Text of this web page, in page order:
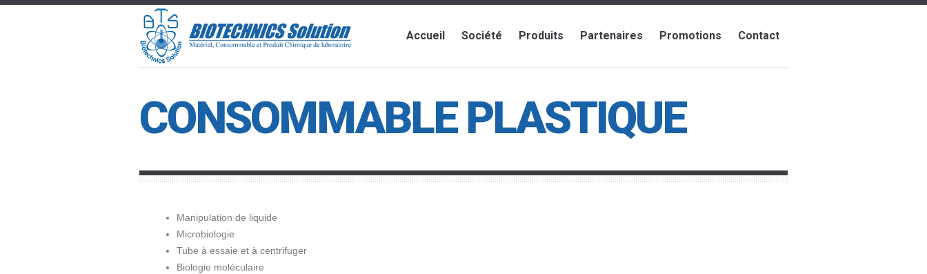
Accueil Société Produits Partenaires Promotions Contact
CONSOMMABLE PLASTIQUE
Manipulation de liquide
Microbiologie
Tube à essaie et à centrifuger
Biologie moléculaire